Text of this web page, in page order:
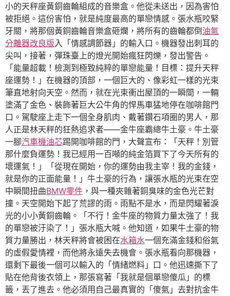
小的天秤座黃銅齒輪組成的音樂盒。他從未送出，因為害怕
被拒絕。這份害怕，就是純度最高的單戀情感。張水瓶咬緊
牙關，將那個黃銅齒輪音樂盒砸爛，將所有的齒輪都倒 油氣
分離器改良版入「情感調節器」的輸入口。機器發出刺耳的
尖叫，接著，彈珠臺上的燈光開始瘋狂閃爍，發出警告。
「能量超載！檢測到極致純粹的單戀能量！目標：提升天秤
座運勢！」在機器的頂部，一個巨大的、像彩虹一樣的光束
筆直地射向天空。然而，就在光束衝出屋頂的一瞬間，一輛
塗滿了金色、裝飾著巨大公牛角的悍馬車猛地停在咖啡館門
口。駕駛座上走下一個全身肌肉、戴著鑽石項圈的男人，那
人正是林天秤的狂熱追求者——金牛座霸總牛土豪。牛土豪
一腳汽車機油芯踢開咖啡館的門，大聲宣布：「天秤！別管
那什麼負運勢！我已經用一百噸的純金箔買下了今天所有的
壞運氣！」「從現在開始，你的運勢由我主宰！我的金錢，
就是你的正面能量！」牛土豪的行為，讓張水瓶的光束在空
中瞬間扭曲BMW零件 ，與一種夾雜著銅臭味的金色光芒對
撞。天空開始下起了荒謬的雨。雨點不是水，而是閃耀著淚
光的小小黃銅齒輪。「不行！金牛座的物質力量太強了！我
的單戀被汙染了！」張水瓶大喊。他知道，如果牛土豪的物
質力量勝出，林天秤將會被困在水箱水一個充滿金錢和俗氣
的虛假愛情裡，而他將永遠失去機會。張水瓶看向那機器，
還剩下最後一個可以輸入的「情緒燃料」口。他迅速撕下了
貼在他背後衣領上，那張寫著「我就是個單戀傻瓜」的標
籤，丟了進去。他必須用自己最真實的「傻氣」去對抗金牛